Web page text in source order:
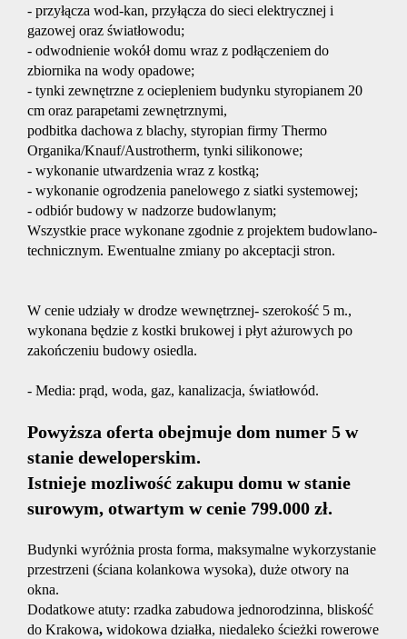
Home
Dla
- przyłącza wod-kan, przyłącza do sieci elektrycznej i
gazowej oraz światłowodu;
- odwodnienie wokół domu wraz z podłączeniem do
zbiornika na wody opadowe;
- tynki zewnętrzne z ociepleniem budynku styropianem 20
cm oraz parapetami zewnętrznymi,
podbitka dachowa z blachy, styropian firmy Thermo
Organika/Knauf/Austrotherm, tynki silikonowe;
- wykonanie utwardzenia wraz z kostką;
- wykonanie ogrodzenia panelowego z siatki systemowej;
- odbiór budowy w nadzorze budowlanym;
Wszystkie prace wykonane zgodnie z projektem budowlano-
technicznym. Ewentualne zmiany po akceptacji stron.
W cenie udziały w drodze wewnętrznej- szerokość 5 m.,
wykonana będzie z kostki brukowej i płyt ażurowych po
zakończeniu budowy osiedla.
- Media: prąd, woda, gaz, kanalizacja, światłowód.
Powyższa oferta obejmuje dom numer 5 w
stanie deweloperskim.
Istnieje mozliwość zakupu domu w stanie
surowym, otwartym w cenie 799.000 zł.
Budynki wyróżnia prosta forma, maksymalne wykorzystanie
przestrzeni (ściana kolankowa wysoka), duże otwory na
okna.
Dodatkowe atuty: rzadka zabudowa jednorodzinna, bliskość
do Krakowa, widokowa działka, niedaleko ścieżki rowerowe